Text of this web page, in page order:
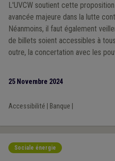
L'UVCW soutient cette
avancée majeure dans la lutte
Néanmoins, il faut également
de billets soient accessibles à
outre, la concertation avec les
25 Novembre 2024
Accessibilité Banque
Sociale énergie